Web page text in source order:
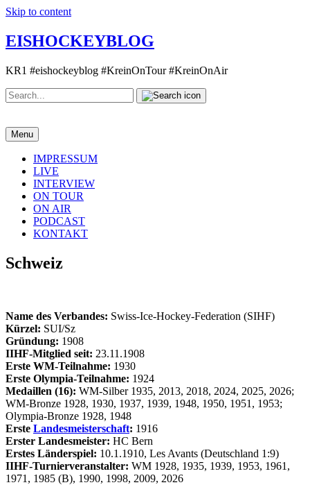
Skip to content
EISHOCKEYBLOG
KR1 #eishockeyblog #KreinOnTour #KreinOnAir
Search
for:
Search
Menu
IMPRESSUM
LIVE
INTERVIEW
ON TOUR
ON AIR
PODCAST
KONTAKT
Schweiz
Name des Verbandes: Swiss-Ice-Hockey-Federation (SIHF)
Kürzel: SUI/Sz
Gründung: 1908
IIHF-Mitglied seit: 23.11.1908
Erste WM-Teilnahme: 1930
Erste Olympia-Teilnahme: 1924
Medaillen (16): WM-Silber 1935, 2013, 2018, 2024, 2025, 2026;
WM-Bronze 1928, 1930, 1937, 1939, 1948, 1950, 1951, 1953;
Olympia-Bronze 1928, 1948
Erste Landesmeisterschaft: 1916
Erster Landesmeister: HC Bern
Erstes Länderspiel: 10.1.1910, Les Avants (Deutschland 1:9)
IIHF-Turnierveranstalter: WM 1928, 1935, 1939, 1953, 1961,
1971, 1985 (B), 1990, 1998, 2009, 2026